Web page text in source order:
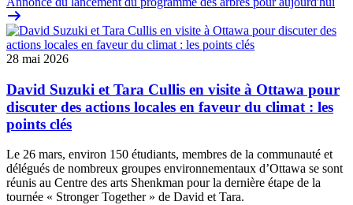
28 mai 2026
David Suzuki et Tara Cullis en visite à Ottawa pour
discuter des actions locales en faveur du climat : les
points clés
Le 26 mars, environ 150 étudiants, membres de la communauté et
délégués de nombreux groupes environnementaux d’Ottawa se sont
réunis au Centre des arts Shenkman pour la dernière étape de la
tournée « Stronger Together » de David et Tara.